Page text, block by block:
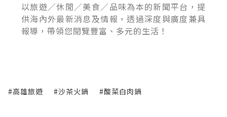
以旅遊／休閒／美食／品味為本的新聞平台，提
供海內外最新消息及情報，透過深度與廣度兼具
報導，帶領您閱覽豐富、多元的生活！
#高雄旅遊 #沙茶火鍋 #酸菜白肉鍋